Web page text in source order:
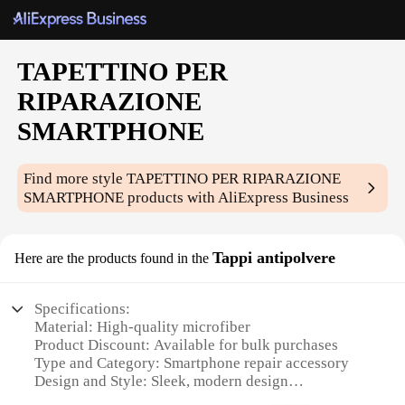
TAPETTINO PER
RIPARAZIONE
SMARTPHONE
Find more styleTAPETTINO PER RIPARAZIONE
SMARTPHONE products with AliExpress Business
Here are the products found in the Tappi antipolvere
Specifications:
Material: High-quality microfiber
Product Discount: Available for bulk purchases
Type and Category: Smartphone repair accessory
Design and Style: Sleek, modern design